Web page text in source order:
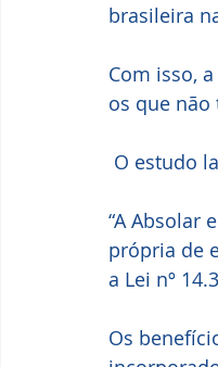
brasileira
Com isso,
os que não
O estudo
“A Absolar
própria de
a Lei nº
Os